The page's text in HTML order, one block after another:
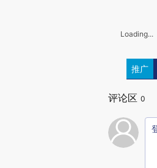
Loading...
推广
评论区 0